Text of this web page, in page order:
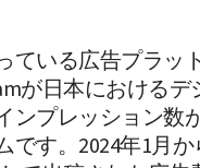
ている広告プラッ
が日本における
ンプレッション数
です。2024年1月か